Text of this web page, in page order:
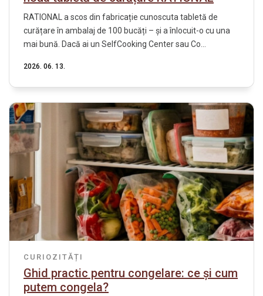
RATIONAL a scos din fabricație cunoscuta tabletă de
curățare în ambalaj de 100 bucăți – și a înlocuit-o cu una
mai bună. Dacă ai un SelfCooking Center sau Co...
2026. 06. 13.
CURIOZITĂȚI
Ghid practic pentru congelare: ce și cum
putem congela?